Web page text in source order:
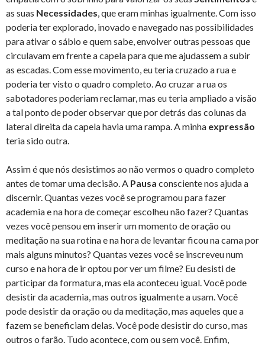
as suas Necessidades, que eram minhas igualmente. Com isso
poderia ter explorado, inovado e navegado nas possibilidades
para ativar o sábio e quem sabe, envolver outras pessoas que
circulavam em frente a capela para que me ajudassem a subir
as escadas. Com esse movimento, eu teria cruzado a rua e
poderia ter visto o quadro completo. Ao cruzar a rua os
sabotadores poderiam reclamar, mas eu teria ampliado a visão
a tal ponto de poder observar que por detrás das colunas da
lateral direita da capela havia uma rampa. A minha expressão
teria sido outra.
Assim é que nós desistimos ao não vermos o quadro completo
antes de tomar uma decisão. A Pausa consciente nos ajuda a
discernir. Quantas vezes você se programou para fazer
academia e na hora de começar escolheu não fazer? Quantas
vezes você pensou em inserir um momento de oração ou
meditação na sua rotina e na hora de levantar ficou na cama por
mais alguns minutos? Quantas vezes você se inscreveu num
curso e na hora de ir optou por ver um filme? Eu desisti de
participar da formatura, mas ela aconteceu igual. Você pode
desistir da academia, mas outros igualmente a usam. Você
pode desistir da oração ou da meditação, mas aqueles que a
fazem se beneficiam delas. Você pode desistir do curso, mas
outros o farão. Tudo acontece, com ou sem você. Enfim,